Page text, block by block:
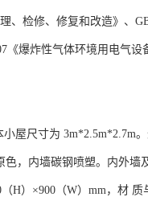
、检修、修复和改造》、
《爆炸性气体环境用电气
屋尺寸为 3m*2.5m*2.7m
，内墙碳钢喷塑。内外墙
H）×900（W）mm，材